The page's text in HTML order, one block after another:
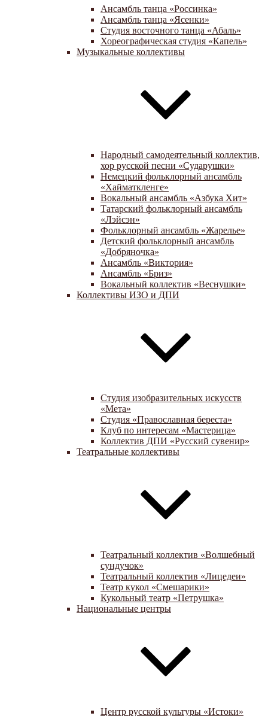
Ансамбль танца «Россинка»
Ансамбль танца «Ясенки»
Студия восточного танца «Абаль»
Хореографическая студия «Капель»
Музыкальные коллективы
Народный самодеятельный коллектив,
хор русской песни «Сударушки»
Немецкий фольклорный ансамбль
«Хайматкленге»
Вокальный ансамбль «Азбука Хит»
Татарский фольклорный ансамбль
«Лэйсэн»
Фольклорный ансамбль «Жарелье»
Детский фольклорный ансамбль
«Добряночка»
Ансамбль «Виктория»
Ансамбль «Бриз»
Вокальный коллектив «Веснушки»
Коллективы ИЗО и ДПИ
Студия изобразительных искусств
«Мета»
Студия «Православная береста»
Клуб по интересам «Мастерица»
Коллектив ДПИ «Русский сувенир»
Театральные коллективы
Театральный коллектив «Волшебный
сундучок»
Театральный коллектив «Лицедеи»
Театр кукол «Смешарики»
Кукольный театр «Петрушка»
Национальные центры
Центр русской культуры «Истоки»